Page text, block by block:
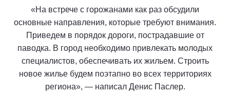
«На встрече с горожанами как раз обсудили
основные направления, которые требуют внимания.
Приведем в порядок дороги, пострадавшие от
паводка. В город необходимо привлекать молодых
специалистов, обеспечивать их жильем. Строить
новое жилье будем поэтапно во всех территориях
региона», — написал Денис Паслер.